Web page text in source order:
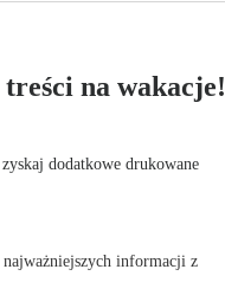
na wakacje!
dodatkowe drukowane
informacji z